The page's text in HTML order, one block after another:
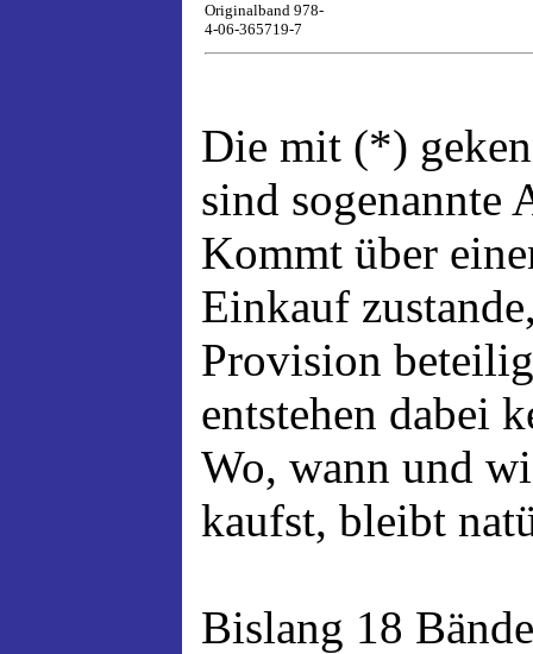
Originalband 978-
4-06-365719-7
Die mit (*)
sind
Kommt über
Einkauf
Provision
entstehen dabei
Wo, wann und
kaufst, bleibt
Bislang 18